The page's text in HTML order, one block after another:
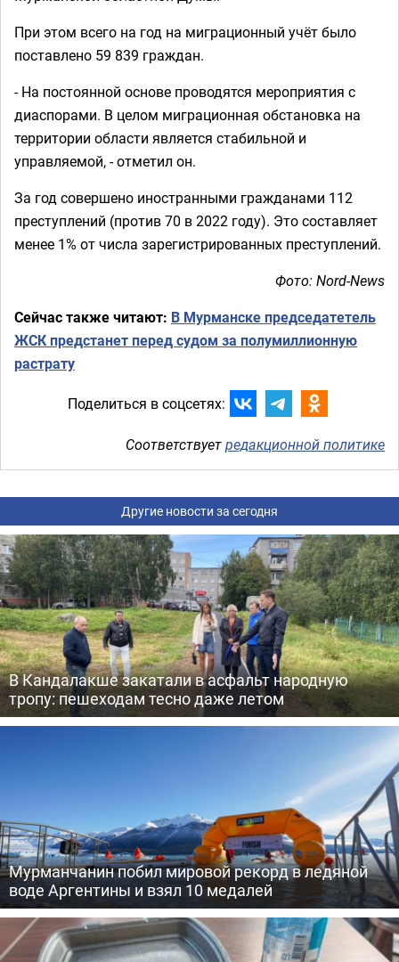
При этом всего на год на миграционный учёт было
поставлено 59 839 граждан.
- На постоянной основе проводятся мероприятия с
диаспорами. В целом миграционная обстановка на
территории области является стабильной и
управляемой, - отметил он.
За год совершено иностранными гражданами 112
преступлений (против 70 в 2022 году). Это составляет
менее 1% от числа зарегистрированных преступлений.
Фото: Nord-News
Сейчас также читают: В Мурманске председатетель
ЖСК предстанет перед судом за полумиллионную
растрату
Поделиться в соцсетях:
Соответствуетредакционной политике
Другие новости за сегодня
В Кандалакше закатали в асфальт народную
тропу: пешеходам тесно даже летом
Мурманчанин побил мировой рекорд в ледяной
воде Аргентины и взял 10 медалей